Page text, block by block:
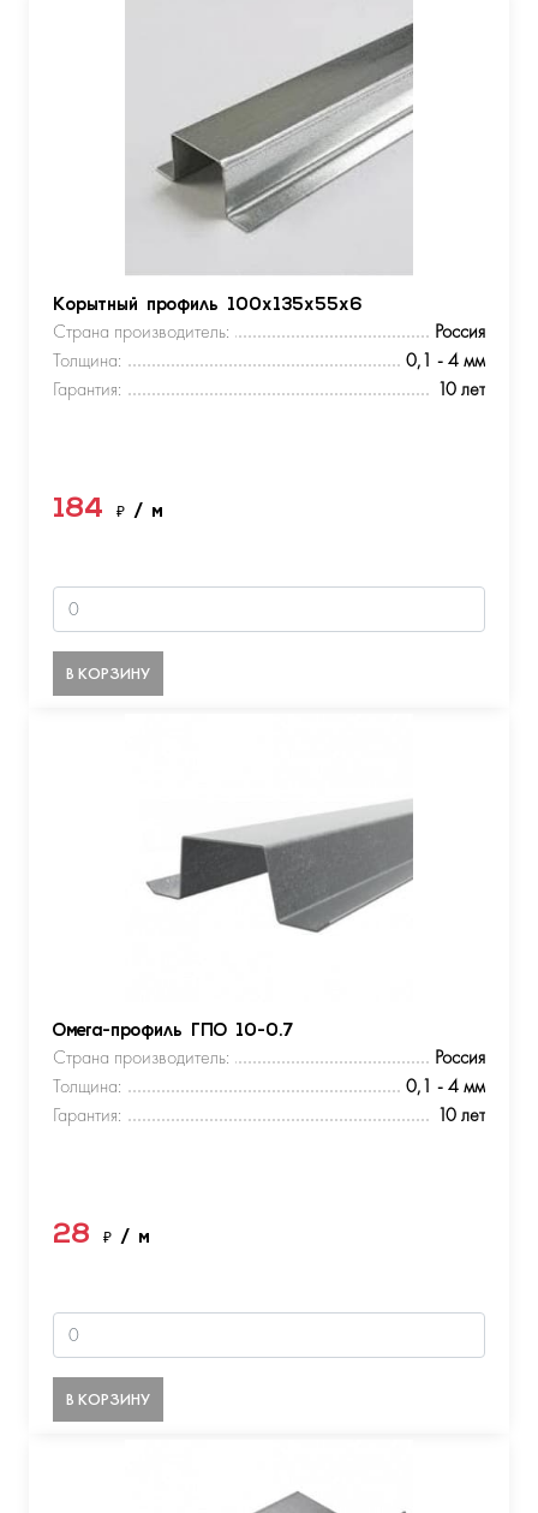
Корытный профиль 100х135х55х6
Страна производитель:
Россия
Толщина:
0,1 - 4 мм
Гарантия:
10 лет
184 ₽ / м
В КОРЗИНУ
Омега-профиль ГПО 10-0.7
Страна производитель:
Россия
Толщина:
0,1 - 4 мм
Гарантия:
10 лет
28 ₽ / м
В КОРЗИНУ